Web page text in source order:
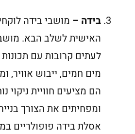
בידה – מושבי בידה
האישית לשלב הבא.
לעתים קרובות עם
מים חמים, ייבוש אוויר,
הם מציעים חוויית ניקוי
ומפחיתים את הצורך
אסלת בידה פופולריים